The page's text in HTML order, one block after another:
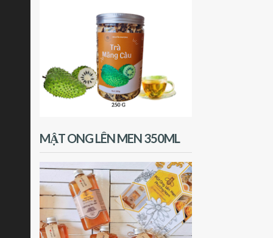
MẬT ONG LÊN MEN 350ML